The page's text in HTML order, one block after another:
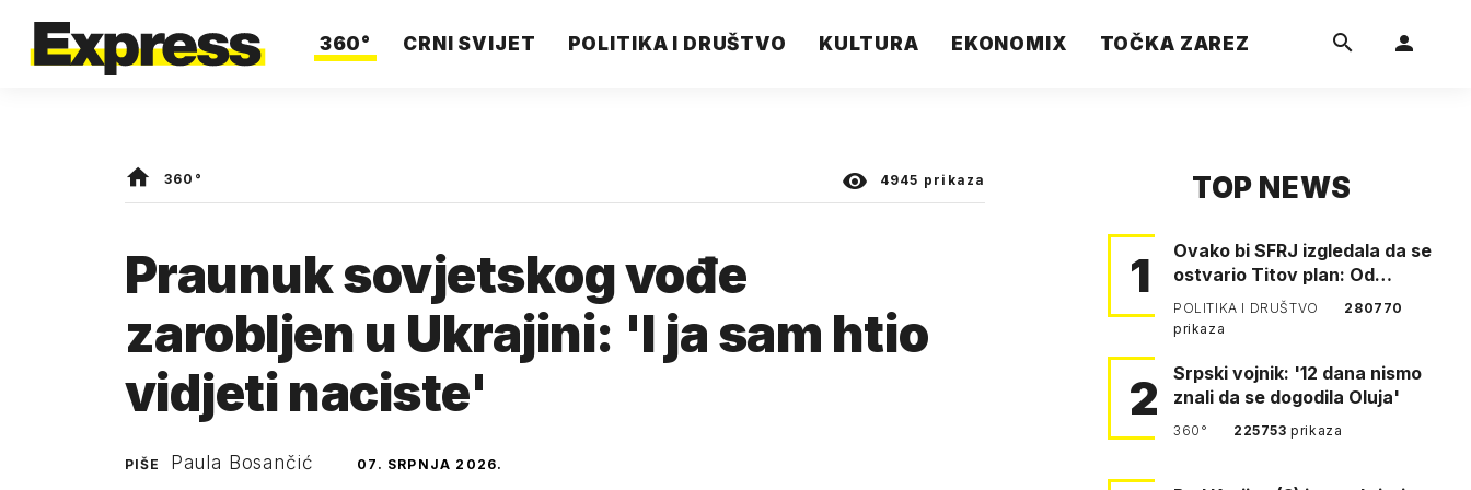
360° CRNI SVIJET POLITIKA I DRUŠTVO KULTURA EKONOMIX TOČKA ZAREZ
360° 4945 prikaza
Praunuk sovjetskog vođe
zarobljen u Ukrajini: 'I ja sam htio
vidjeti naciste'
PIŠE Paula Bosančić 07. SRPNJA 2026.
TOP NEWS
1
Ovako bi SFRJ izgledala da se
ostvario Titov plan: Od
Klagenfurta do Istanbula!
POLITIKA I DRUŠTVO
280770
prikaza
2
Srpski vojnik: '12 dana nismo
znali da se dogodila Oluja'
360° 225753prikaza